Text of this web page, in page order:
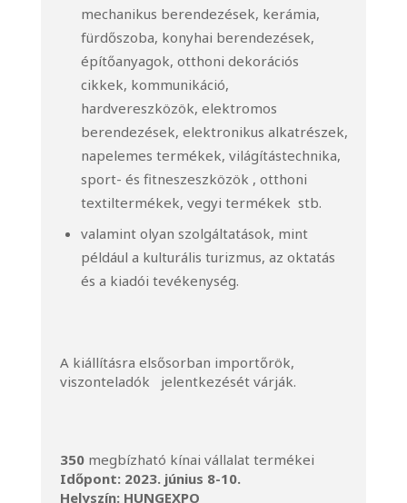
mechanikus berendezések, kerámia,
fürdőszoba, konyhai berendezések,
építőanyagok, otthoni dekorációs
cikkek, kommunikáció,
hardvereszközök, elektromos
berendezések, elektronikus alkatrészek,
napelemes termékek, világítástechnika,
sport- és fitneszeszközök , otthoni
textiltermékek, vegyi termékek stb.
valamint olyan szolgáltatások, mint
például a kulturális turizmus, az oktatás
és a kiadói tevékenység.
A kiállításra elsősorban importőrök,
viszonteladók jelentkezését várják.
350 megbízható kínai vállalat termékei
Időpont: 2023. június 8-10.
Helyszín: HUNGEXPO